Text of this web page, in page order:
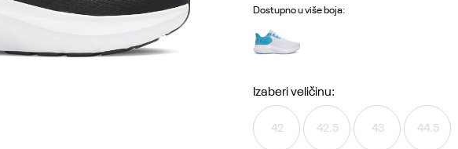
Dostupno u više boja:
Izaberi veličinu:
42 42.5 43 44.5